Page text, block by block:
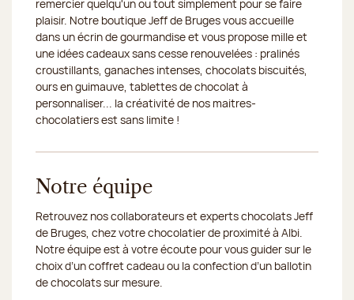
remercier quelqu'un ou tout simplement pour se faire
plaisir. Notre boutique Jeff de Bruges vous accueille
dans un écrin de gourmandise et vous propose mille et
une idées cadeaux sans cesse renouvelées : pralinés
croustillants, ganaches intenses, chocolats biscuités,
ours en guimauve, tablettes de chocolat à
personnaliser... la créativité de nos maitres-
chocolatiers est sans limite !
Notre équipe
Retrouvez nos collaborateurs et experts chocolats Jeff
de Bruges, chez votre chocolatier de proximité à Albi.
Notre équipe est à votre écoute pour vous guider sur le
choix d’un coffret cadeau ou la confection d’un ballotin
de chocolats sur mesure.